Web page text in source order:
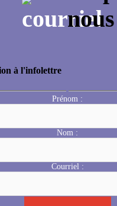
à l'infolettre
Prénom :
Nom :
Courriel :